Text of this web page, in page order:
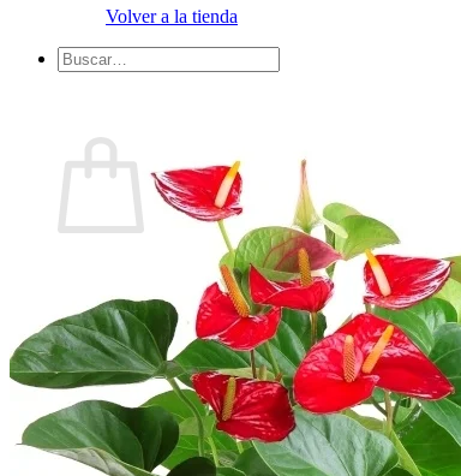
Volver a la tienda
Buscar
por:
No hay productos en el carrito.
Volver a la tienda